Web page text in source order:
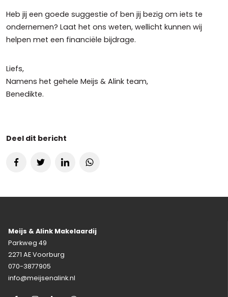
Heb jij een goede suggestie of ben jij bezig om iets te
ondernemen? Laat het ons weten, wellicht kunnen wij
helpen met een financiële bijdrage.
Liefs,
Namens het gehele Meijs & Alink team,
Benedikte.
Deel dit bericht
Meijs & Alink Makelaardij
Parkweg 49
2271 AE Voorburg
070-3877905
info@meijsenalink.nl